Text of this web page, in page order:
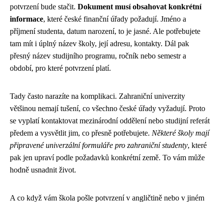
potvrzení bude stačit. Dokument musí obsahovat konkrétní
informace, které české finanční úřady požadují. Jméno a
příjmení studenta, datum narození, to je jasné. Ale potřebujete
tam mít i úplný název školy, její adresu, kontakty. Dál pak
přesný název studijního programu, ročník nebo semestr a
období, pro které potvrzení platí.
Tady často narazíte na komplikaci. Zahraniční univerzity
většinou nemají tušení, co všechno české úřady vyžadují. Proto
se vyplatí kontaktovat mezinárodní oddělení nebo studijní referát
předem a vysvětlit jim, co přesně potřebujete. Některé školy mají
připravené univerzální formuláře pro zahraniční studenty, které
pak jen upraví podle požadavků konkrétní země. To vám může
hodně usnadnit život.
A co když vám škola pošle potvrzení v angličtině nebo v jiném